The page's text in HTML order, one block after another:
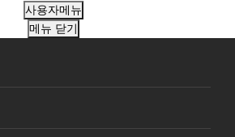
사용자메뉴
메뉴 닫기